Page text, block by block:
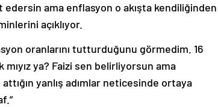
ama enflasyon o akışta kendiliğinden
açıklıyor.
oranlarını tutturduğunu görmedim. 16
mıyız ya? Faizi sen belirliyorsun ama
yanlış adımlar neticesinde ortaya